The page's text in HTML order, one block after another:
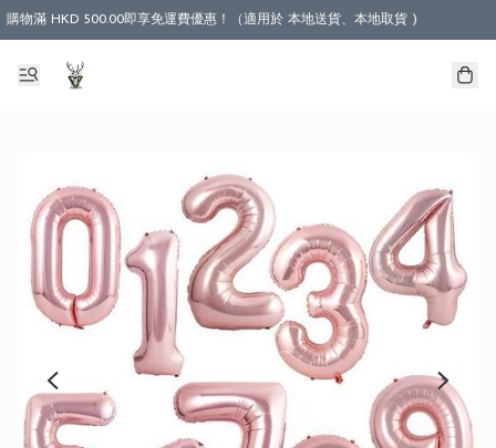
購物滿 HKD 500.00即享免運費優惠！（適用於 本地送貨、本地取貨 )